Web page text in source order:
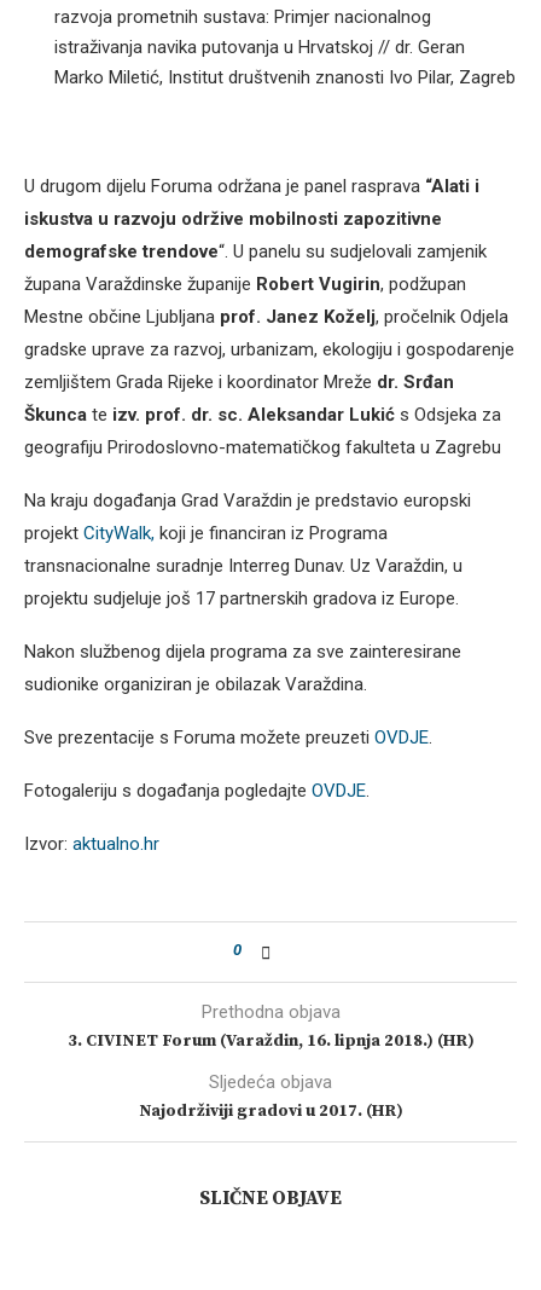
razvoja prometnih sustava: Primjer nacionalnog
istraživanja navika putovanja u Hrvatskoj // dr. Geran
Marko Miletić, Institut društvenih znanosti Ivo Pilar, Zagreb
U drugom dijelu Foruma održana je panel rasprava “Alati i
iskustva u razvoju održive mobilnosti zapozitivne
demografske trendove“. U panelu su sudjelovali zamjenik
župana Varaždinske županije Robert Vugirin, podžupan
Mestne občine Ljubljana prof. Janez Koželj, pročelnik Odjela
gradske uprave za razvoj, urbanizam, ekologiju i gospodarenje
zemljištem Grada Rijeke i koordinator Mreže dr. Srđan
Škunca te izv. prof. dr. sc. Aleksandar Lukić s Odsjeka za
geografiju Prirodoslovno-matematičkog fakulteta u Zagrebu
Na kraju događanja Grad Varaždin je predstavio europski
projekt CityWalk, koji je financiran iz Programa
transnacionalne suradnje Interreg Dunav. Uz Varaždin, u
projektu sudjeluje još 17 partnerskih gradova iz Europe.
Nakon službenog dijela programa za sve zainteresirane
sudionike organiziran je obilazak Varaždina.
Sve prezentacije s Foruma možete preuzeti OVDJE.
Fotogaleriju s događanja pogledajte OVDJE.
Izvor: aktualno.hr
0
Prethodna objava
3. CIVINET Forum (Varaždin, 16. lipnja 2018.) (HR)
Sljedeća objava
Najodrživiji gradovi u 2017. (HR)
SLIČNE OBJAVE